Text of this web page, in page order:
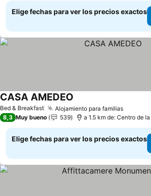
Elige fechas para ver los precios exactos
Bed & Breakfast Alojamiento para familias
CASA AMEDEO
8,3 Muy bueno 539 a 1.5 km de: Centro de
Elige fechas para ver los precios exactos